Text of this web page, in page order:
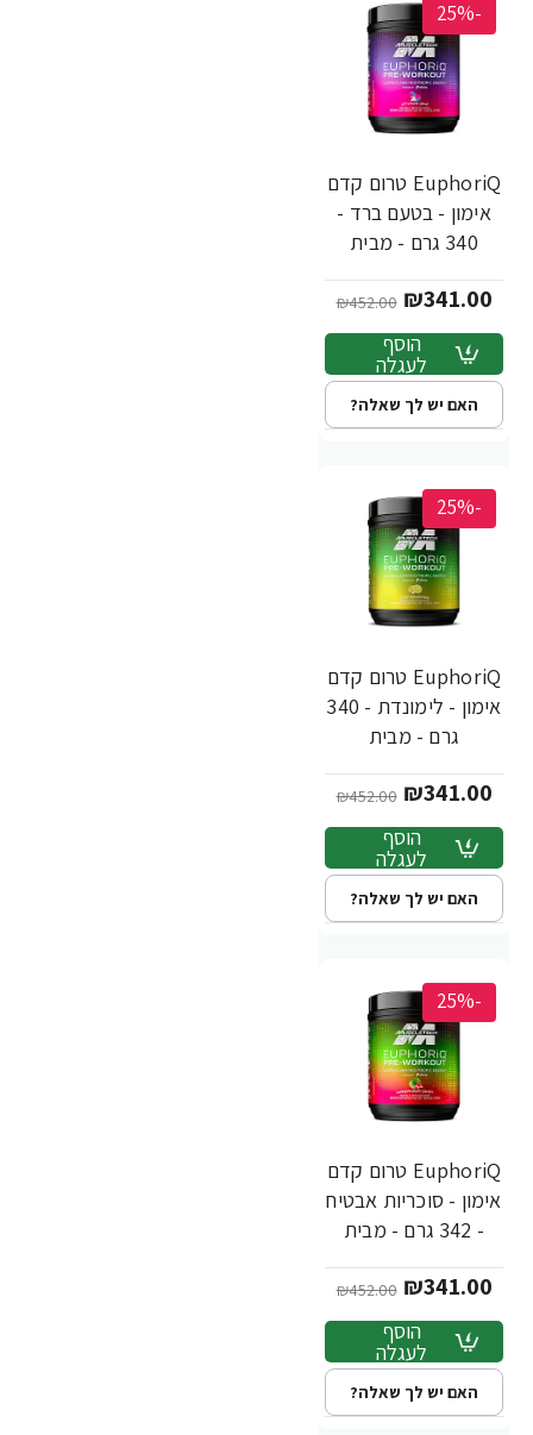
-25%
EuphoriQ טרום קדם
אימון - בטעם ברד -
340 גרם - מבית
₪341.00
₪452.00
הוסף
לעגלה
האם יש לך שאלה?
-25%
EuphoriQ טרום קדם
אימון - לימונדת - 340
גרם - מבית
₪341.00
₪452.00
הוסף
לעגלה
האם יש לך שאלה?
-25%
EuphoriQ טרום קדם
אימון - סוכריות אבטיח
- 342 גרם - מבית
₪341.00
₪452.00
הוסף
לעגלה
האם יש לך שאלה?